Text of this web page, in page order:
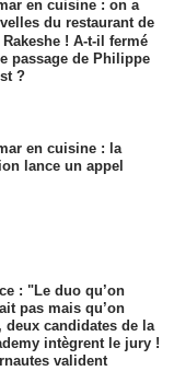
en cuisine : on a
du restaurant de
Rakeshe ! A-t-il fermé
passage de Philippe
?
en cuisine : la
lance un appel
: "Le duo qu’on
pas mais qu’on
deux candidates de la
intègrent le jury !
valident